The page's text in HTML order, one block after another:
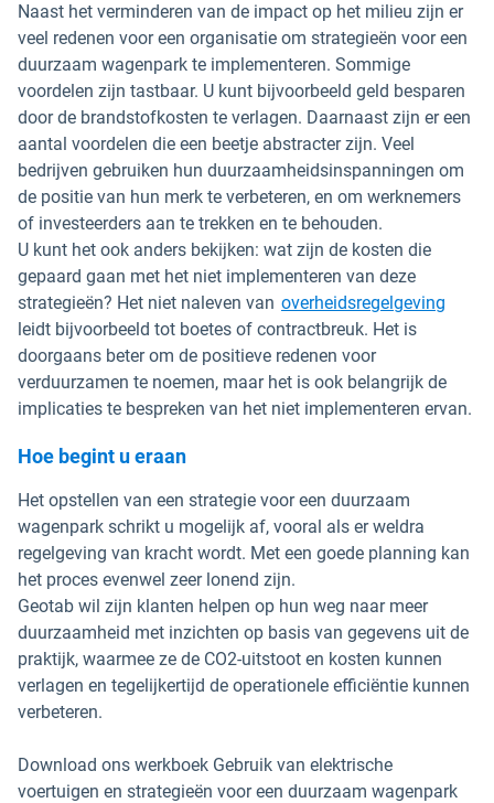
Naast het verminderen van de impact op het milieu zijn er
veel redenen voor een organisatie om strategieën voor een
duurzaam wagenpark te implementeren. Sommige
voordelen zijn tastbaar. U kunt bijvoorbeeld geld besparen
door de brandstofkosten te verlagen. Daarnaast zijn er een
aantal voordelen die een beetje abstracter zijn. Veel
bedrijven gebruiken hun duurzaamheidsinspanningen om
de positie van hun merk te verbeteren, en om werknemers
of investeerders aan te trekken en te behouden.
U kunt het ook anders bekijken: wat zijn de kosten die
gepaard gaan met het niet implementeren van deze
strategieën? Het niet naleven van overheidsregelgeving
leidt bijvoorbeeld tot boetes of contractbreuk. Het is
doorgaans beter om de positieve redenen voor
verduurzamen te noemen, maar het is ook belangrijk de
implicaties te bespreken van het niet implementeren ervan.
Hoe begint u eraan
Het opstellen van een strategie voor een duurzaam
wagenpark schrikt u mogelijk af, vooral als er weldra
regelgeving van kracht wordt. Met een goede planning kan
het proces evenwel zeer lonend zijn.
Geotab wil zijn klanten helpen op hun weg naar meer
duurzaamheid met inzichten op basis van gegevens uit de
praktijk, waarmee ze de CO2-uitstoot en kosten kunnen
verlagen en tegelijkertijd de operationele efficiëntie kunnen
verbeteren.
Download ons werkboek Gebruik van elektrische
voertuigen en strategieën voor een duurzaam wagenpark